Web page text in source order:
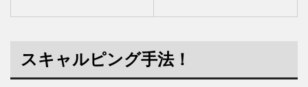
スキャルピング手法！